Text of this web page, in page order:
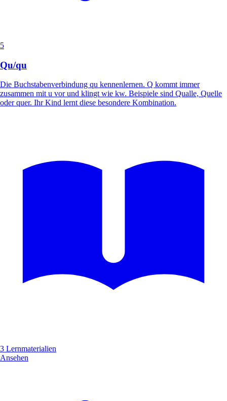
5
Qu/qu
Die Buchstabenverbindung qu kennenlernen. Q kommt immer
zusammen mit u vor und klingt wie kw. Beispiele sind Qualle, Quelle
oder quer. Ihr Kind lernt diese besondere Kombination.
3 Lernmaterialien
Ansehen